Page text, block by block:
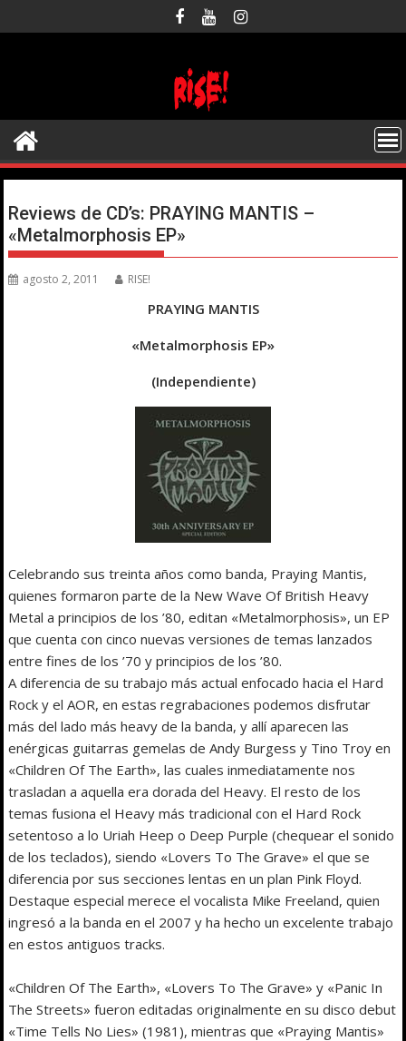
al
Reviews de CD’s: PRAYING MANTIS –
«Metalmorphosis EP»
agosto 2, 2011 RISE!
PRAYING MANTIS
«Metalmorphosis EP»
(Independiente)
Celebrando sus treinta años como banda, Praying Mantis,
quienes formaron parte de la New Wave Of British Heavy
Metal a principios de los ’80, editan «Metalmorphosis», un EP
que cuenta con cinco nuevas versiones de temas lanzados
entre fines de los ’70 y principios de los ’80.
A diferencia de su trabajo más actual enfocado hacia el Hard
Rock y el AOR, en estas regrabaciones podemos disfrutar
más del lado más heavy de la banda, y allí aparecen las
enérgicas guitarras gemelas de Andy Burgess y Tino Troy en
«Children Of The Earth», las cuales inmediatamente nos
trasladan a aquella era dorada del Heavy. El resto de los
temas fusiona el Heavy más tradicional con el Hard Rock
setentoso a lo Uriah Heep o Deep Purple (chequear el sonido
de los teclados), siendo «Lovers To The Grave» el que se
diferencia por sus secciones lentas en un plan Pink Floyd.
Destaque especial merece el vocalista Mike Freeland, quien
ingresó a la banda en el 2007 y ha hecho un excelente trabajo
en estos antiguos tracks.
«Children Of The Earth», «Lovers To The Grave» y «Panic In
The Streets» fueron editadas originalmente en su disco debut
«Time Tells No Lies» (1981), mientras que «Praying Mantis»